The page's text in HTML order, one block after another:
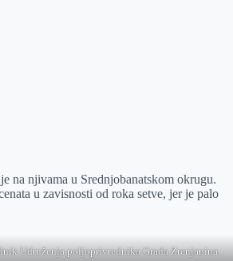
na njivama u Srednjobanatskom okrugu.
u zavisnosti od roka setve, jer je palo
Udruženja poljoprivrednika Grada Zrenjanina.